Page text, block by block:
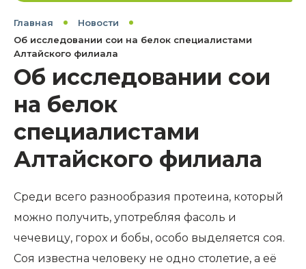
Главная
Новости
Об исследовании сои на белок специалистами
Алтайского филиала
Об исследовании сои
на белок
специалистами
Алтайского филиала
Среди всего разнообразия протеина, который
можно получить, употребляя фасоль и
чечевицу, горох и бобы, особо выделяется соя.
Соя известна человеку не одно столетие, а её